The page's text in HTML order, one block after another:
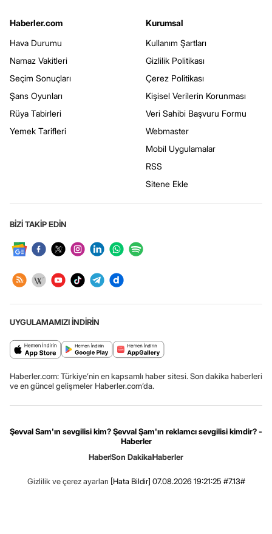
Haberler.com
Hava Durumu
Namaz Vakitleri
Seçim Sonuçları
Şans Oyunları
Rüya Tabirleri
Yemek Tarifleri
Kurumsal
Kullanım Şartları
Gizlilik Politikası
Çerez Politikası
Kişisel Verilerin Korunması
Veri Sahibi Başvuru Formu
Webmaster
Mobil Uygulamalar
RSS
Sitene Ekle
BİZİ TAKİP EDİN
UYGULAMAMIZI İNDİRİN
Haberler.com: Türkiye’nin en kapsamlı haber sitesi. Son dakika haberleri
ve en güncel gelişmeler Haberler.com’da.
Şevval Sam'ın sevgilisi kim? Şevval Şam'ın reklamcı sevgilisi kimdir? -
Haberler
HaberSon DakikaHaberler
Gizlilik ve çerez ayarları [Hata Bildir] 07.08.2026 19:21:25 #7.13#